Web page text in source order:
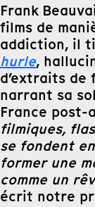
Frank
films de
addiction, il
hurle,
d’extraits de
narrant sa
France
filmiques,
se fondent
former une
comme un
écrit notre